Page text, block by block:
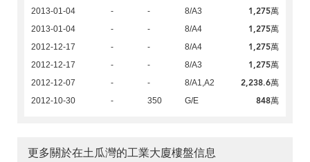
2013-01-04 - - 8/A3 1,275萬
2013-01-04 - - 8/A4 1,275萬
2012-12-17 - - 8/A4 1,275萬
2012-12-17 - - 8/A3 1,275萬
2012-12-07 - - 8/A1,A2 2,238.6萬
2012-10-30 - 350 G/E 848萬
更多關於在土瓜灣的工業大廈樓盤信息